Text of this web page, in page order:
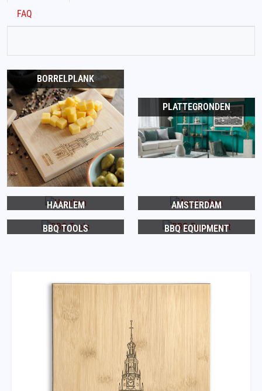
FAQ
BORRELPLANK
PLATTEGRONDEN
HAARLEM AMSTERDAM
BBQ TOOLS BBQ EQUIPMENT